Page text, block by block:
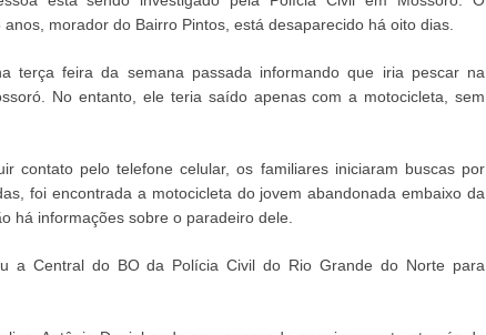
morador do Bairro Pintos, está desaparecido há oito dias.
terça feira da semana passada informando que iria pescar na
No entanto, ele teria saído apenas com a motocicleta, sem
contato pelo telefone celular, os familiares iniciaram buscas por
foi encontrada a motocicleta do jovem abandonada embaixo da
há informações sobre o paradeiro dele.
a Central do BO da Polícia Civil do Rio Grande do Norte para